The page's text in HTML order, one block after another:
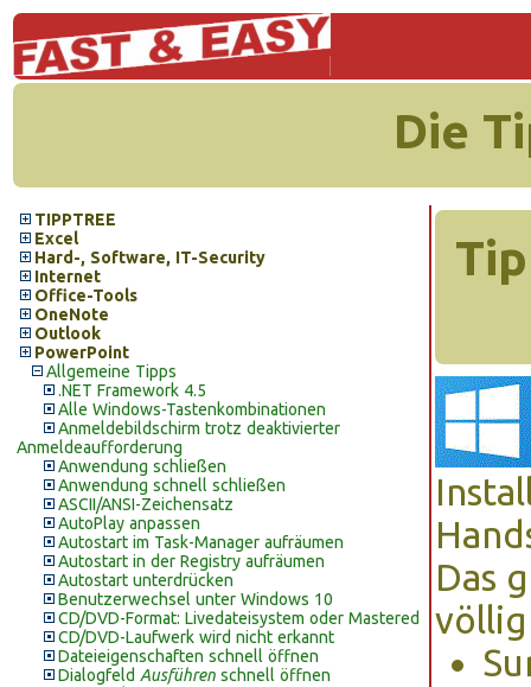
Die
TIPPTREE
Excel
Hard-, Software, IT-Security
Internet
Office-Tools
OneNote
Outlook
PowerPoint
Allgemeine Tipps
.NET Framework 4.5
Alle Windows-Tastenkombinationen
Anmeldebildschirm trotz deaktivierter
Anmeldeaufforderung
Anwendung schließen
Anwendung schnell schließen
ASCII/ANSI-Zeichensatz
AutoPlay anpassen
Autostart im Task-Manager aufräumen
Autostart in der Registry aufräumen
Autostart unterdrücken
Benutzerwechsel unter Windows 10
CD/DVD-Format: Livedateisystem oder Mastered
CD/DVD-Laufwerk wird nicht erkannt
Dateieigenschaften schnell öffnen
Dialogfeld Ausführen schnell öffnen
Das